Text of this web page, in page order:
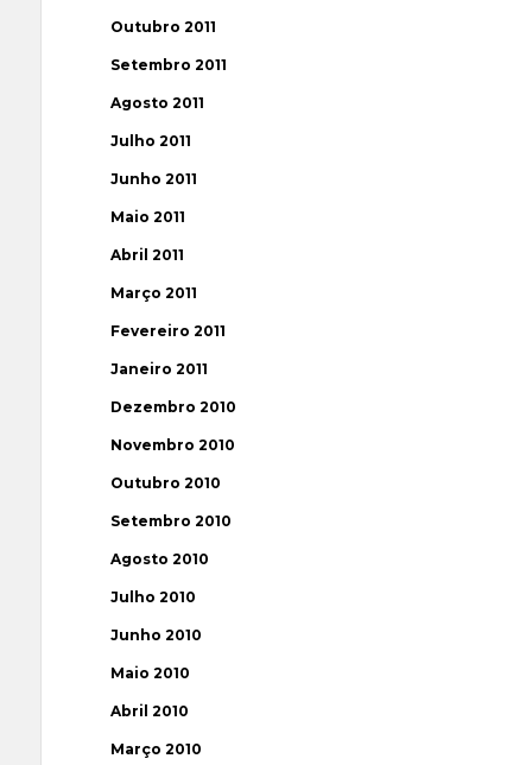
Outubro 2011
Setembro 2011
Agosto 2011
Julho 2011
Junho 2011
Maio 2011
Abril 2011
Março 2011
Fevereiro 2011
Janeiro 2011
Dezembro 2010
Novembro 2010
Outubro 2010
Setembro 2010
Agosto 2010
Julho 2010
Junho 2010
Maio 2010
Abril 2010
Março 2010